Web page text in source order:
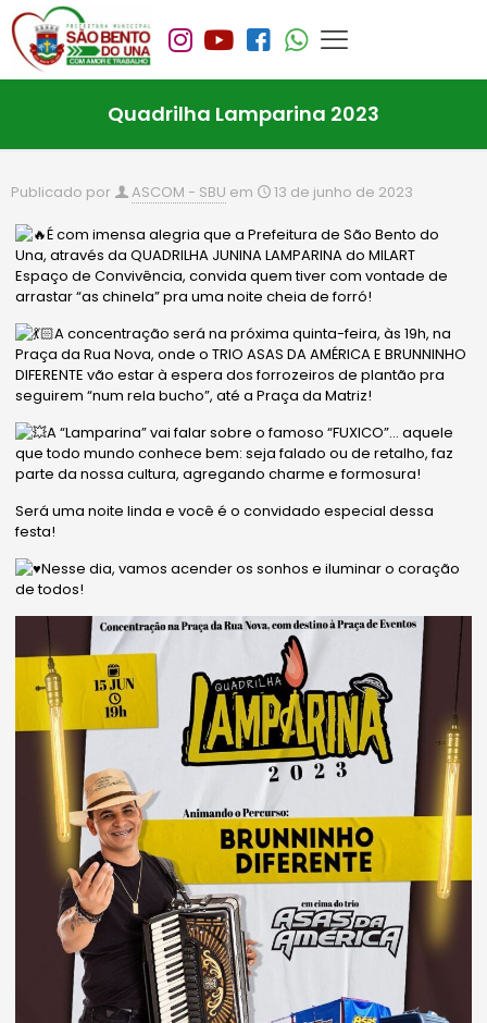
Quadrilha Lamparina 2023
Publicado por ASCOM - SBU em 13 de junho de 2023
É com imensa alegria que a Prefeitura de São Bento do
Una, através da QUADRILHA JUNINA LAMPARINA do MILART
Espaço de Convivência, convida quem tiver com vontade de
arrastar “as chinela” pra uma noite cheia de forró!
A concentração será na próxima quinta-feira, às 19h, na
Praça da Rua Nova, onde o TRIO ASAS DA AMÉRICA E BRUNNINHO
DIFERENTE vão estar à espera dos forrozeiros de plantão pra
seguirem “num rela bucho”, até a Praça da Matriz!
A “Lamparina” vai falar sobre ofamoso “FUXICO”… aquele
que todo mundo conhece bem: seja falado ou de retalho, faz
parte da nossa cultura, agregando charme e formosura!
Será uma noite linda e você é o convidado especial dessa
festa!
Nesse dia, vamos acender os sonhos e iluminar o coração
de todos!